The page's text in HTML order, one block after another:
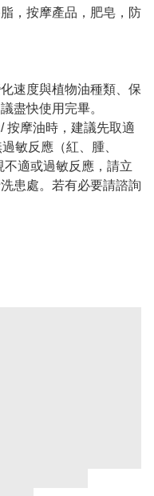
，按摩產品，肥皂，防
速度與植物油種類、保
盡快使用完畢。
按摩油時，建議先取適
敏反應（紅、腫、
適或過敏反應，請立
患處。若有必要請諮詢